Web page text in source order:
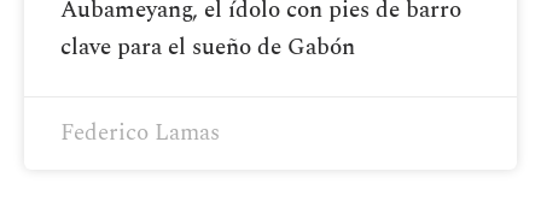
Aubameyang, el ídolo con pies de barro
clave para el sueño de Gabón
Federico Lamas